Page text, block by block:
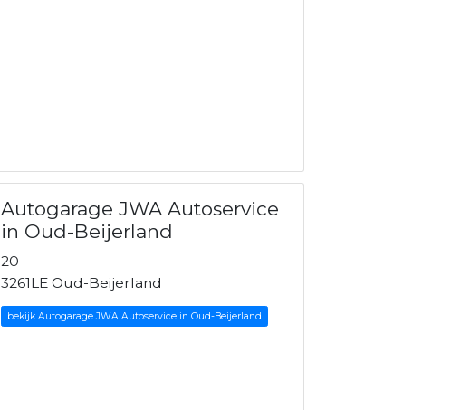
Autogarage JWA Autoservice
in Oud-Beijerland
20
3261LE Oud-Beijerland
bekijk Autogarage JWA Autoservice in Oud-Beijerland